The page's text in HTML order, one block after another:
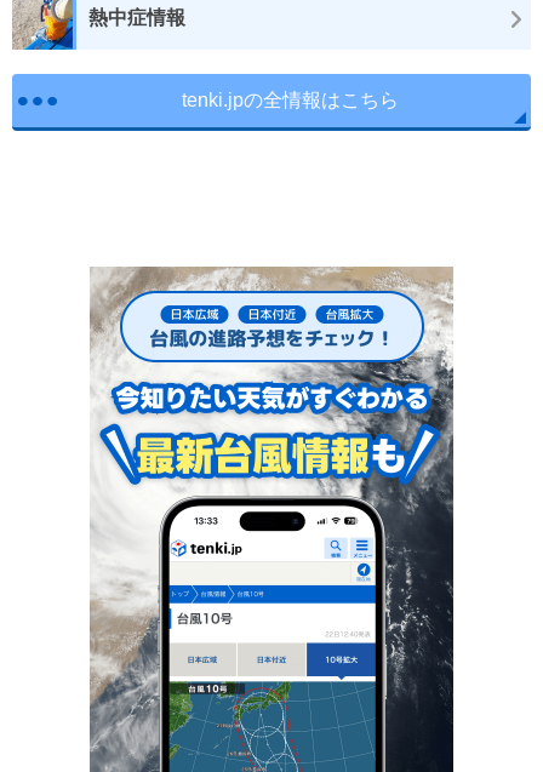
熱中症情報
tenki.jpの全情報はこちら